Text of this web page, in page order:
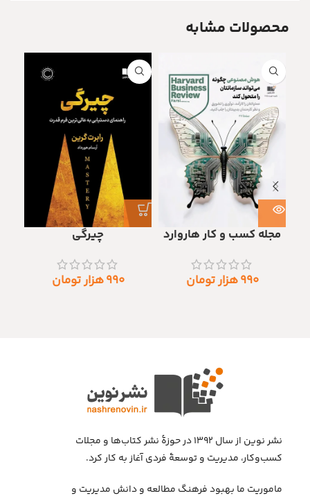
محصولات مشابه
مجله کسب و کار هاروارد
۹۹۰هزار تومان
چیرگی
۹۹۰هزار تومان
نشر نوین از سال ۱۳۹۲ در حوزهٔ نشر کتاب‌ها و مجلات
کسب‌وکار، مدیریت و توسعهٔ فردی آغاز به کار کرد.
ماموریت ما بهبود فرهنگ مطالعه و دانش مدیریت و